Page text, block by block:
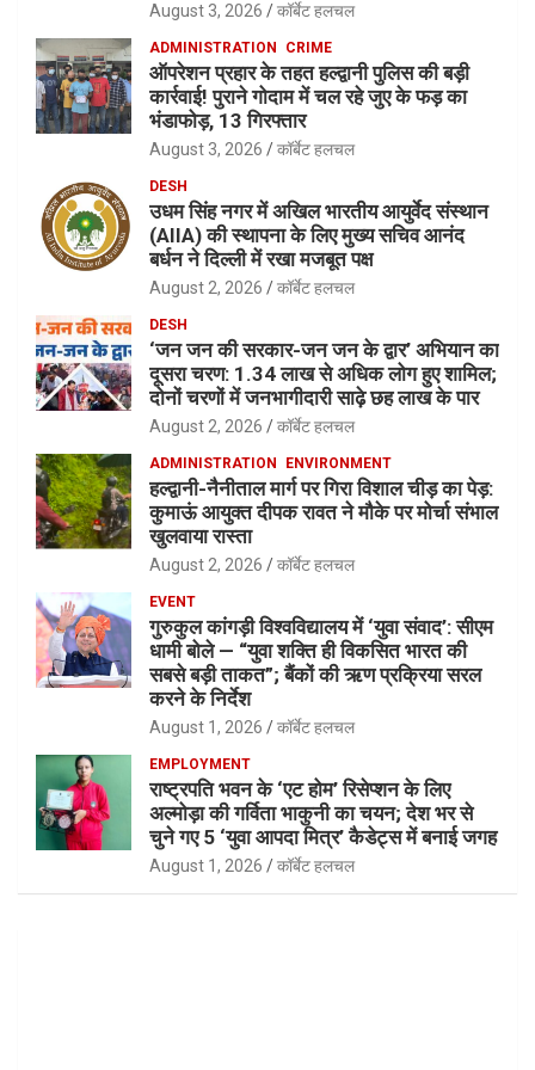
August 3, 2026 कॉर्बेट हलचल
ADMINISTRATION CRIME
ऑपरेशन प्रहार के तहत हल्द्वानी पुलिस की बड़ी
कार्रवाई! पुराने गोदाम में चल रहे जुए के फड़ का
भंडाफोड़, 13 गिरफ्तार
August 3, 2026 कॉर्बेट हलचल
DESH
उधम सिंह नगर में अखिल भारतीय आयुर्वेद संस्थान
(AIIA) की स्थापना के लिए मुख्य सचिव आनंद
बर्धन ने दिल्ली में रखा मजबूत पक्ष
August 2, 2026 कॉर्बेट हलचल
DESH
‘जन जन की सरकार-जन जन के द्वार’ अभियान का
दूसरा चरण: 1.34 लाख से अधिक लोग हुए शामिल;
दोनों चरणों में जनभागीदारी साढ़े छह लाख के पार
August 2, 2026 कॉर्बेट हलचल
ADMINISTRATION ENVIRONMENT
हल्द्वानी-नैनीताल मार्ग पर गिरा विशाल चीड़ का पेड़:
कुमाऊं आयुक्त दीपक रावत ने मौके पर मोर्चा संभाल
खुलवाया रास्ता
August 2, 2026 कॉर्बेट हलचल
EVENT
गुरुकुल कांगड़ी विश्वविद्यालय में ‘युवा संवाद’: सीएम
धामी बोले — “युवा शक्ति ही विकसित भारत की
सबसे बड़ी ताकत”; बैंकों की ऋण प्रक्रिया सरल
करने के निर्देश
August 1, 2026 कॉर्बेट हलचल
EMPLOYMENT
राष्ट्रपति भवन के ‘एट होम’ रिसेप्शन के लिए
अल्मोड़ा की गर्विता भाकुनी का चयन; देश भर से
चुने गए 5 ‘युवा आपदा मित्र’ कैडेट्स में बनाई जगह
August 1, 2026 कॉर्बेट हलचल